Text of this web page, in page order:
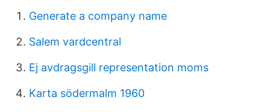
Generate a company name
Salem vardcentral
Ej avdragsgill representation moms
Karta södermalm 1960